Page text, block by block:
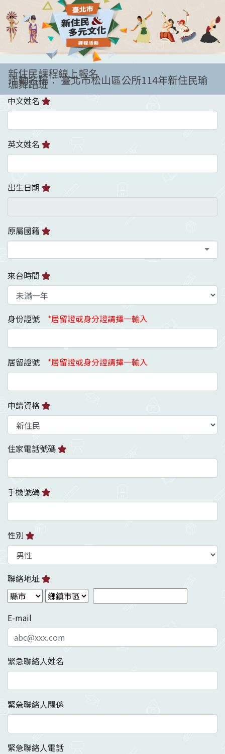
新住民課程線上報名
活動名稱： 臺北市松山區公所114年新住民瑜
珈舞蹈班
中文姓名
英文姓名
出生日期
原屬國籍
來台時間
身份證號 *居留證或身分證請擇一輸入
居留證號 *居留證或身分證請擇一輸入
申請資格
住家電話號碼
手機號碼
性別
聯絡地址
E-mail
緊急聯絡人姓名
緊急聯絡人關係
緊急聯絡人電話